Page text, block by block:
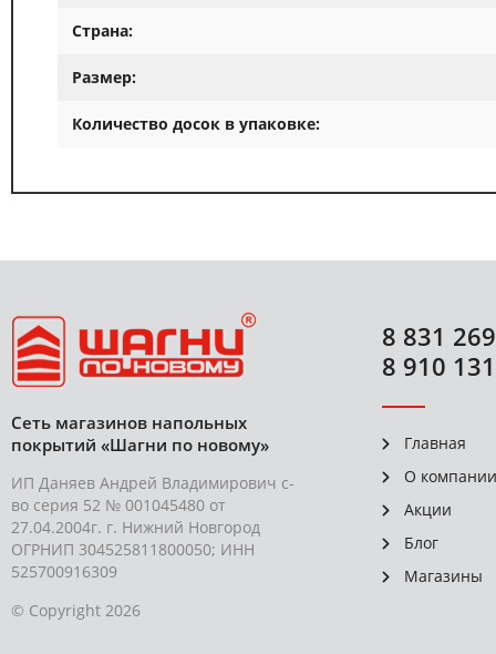
Страна:
Размер:
Количество досок в упаковке:
Сеть магазинов напольных
покрытий «Шагни по новому»
ИП Даняев Андрей Владимирович с-
во серия 52 № 001045480 от
27.04.2004г. г. Нижний Новгород
ОГРНИП 304525811800050; ИНН
525700916309
© Copyright 2026
8 831
8 910
Главная
О компании
Акции
Блог
Магазины